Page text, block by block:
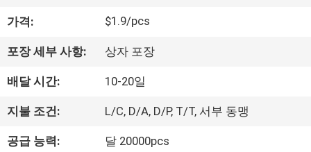
하
여
공
장
가격: $1.9/pcs
포장 세부 사항: 상자 포장
배달 시간: 10-20일
지불 조건: L/C, D/A, D/P, T/T, 서부 동맹
공급 능력: 달 20000pcs